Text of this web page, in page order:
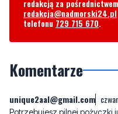
Komentarze
Potrzebujesz pilnej pożyczki
długoterminowe, w kwotach
Oprocentowanie wynosi 2%,